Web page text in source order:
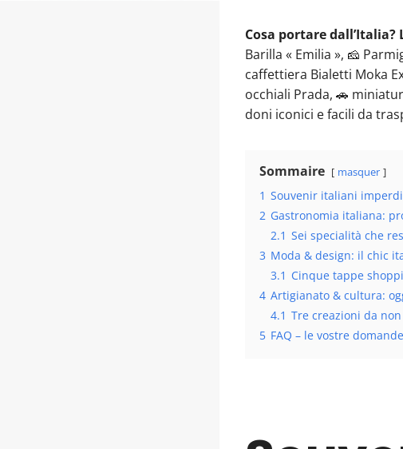
Cosa portare dall’Italia?
Barilla « Emilia », 🧀
caffettiera Bialetti Moka
occhiali Prada, 🚗
doni iconici e facili da
Sommaire masquer
1 Souvenir italiani
2 Gastronomia italiana:
2.1 Sei specialità che
3 Moda & design: il chic
3.1 Cinque tappe
4 Artigianato & cultura:
4.1 Tre creazioni da
5 FAQ – le vostre